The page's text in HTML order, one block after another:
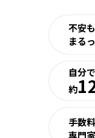
不安
まる
自分
約
手数料
専門